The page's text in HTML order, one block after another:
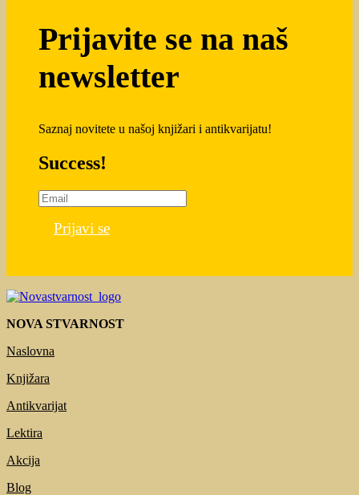
Prijavite se na naš
newsletter
Saznaj novitete u našoj knjižari i antikvarijatu!
Success!
Prijavi se
NOVA STVARNOST
Naslovna
Knjižara
Antikvarijat
Lektira
Akcija
Blog